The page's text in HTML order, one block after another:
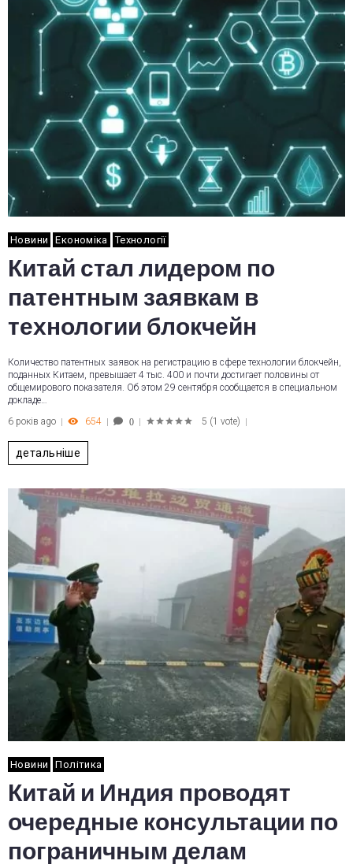
Новини Економіка Технології
Китай стал лидером по
патентным заявкам в
технологии блокчейн
Количество патентных заявок на регистрацию в сфере технологии блокчейн,
поданных Китаем, превышает 4 тыс. 400 и почти достигает половины от
общемирового показателя. Об этом 29 сентября сообщается в специальном
докладе…
6 років ago
654 0 5 (1 vote)
детальніше
Новини Політика
Китай и Индия проводят
очередные консультации по
пограничным делам